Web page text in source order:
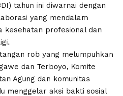
tahun ini diwarnai dengan
yang mendalam
kesehatan profesional dan
rob yang melumpuhkan
dan Terboyo, Komite
Agung dan komunitas
menggelar aksi bakti sosial